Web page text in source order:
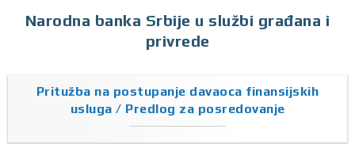
Narodna banka Srbije u službi građana i
privrede
Pritužba na postupanje davaoca finansijskih
usluga / Predlog za posredovanje